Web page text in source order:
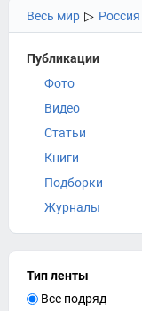
Весь мир ▷ Россия
Публикации
Фото
Видео
Статьи
Книги
Подборки
Журналы
Тип ленты
Все подряд